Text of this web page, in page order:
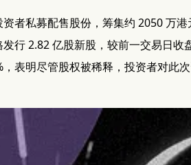
者私募配售股份，筹集约 2050 万港
行 2.82 亿股新股，较前一交易日收
表明尽管股权被稀释，投资者对此